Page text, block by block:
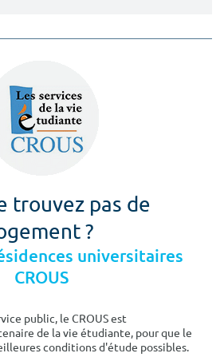
trouvez pas de
?
universitaires
CROUS
public, le CROUS est
de la vie étudiante, pour que le
conditions d'étude possibles.